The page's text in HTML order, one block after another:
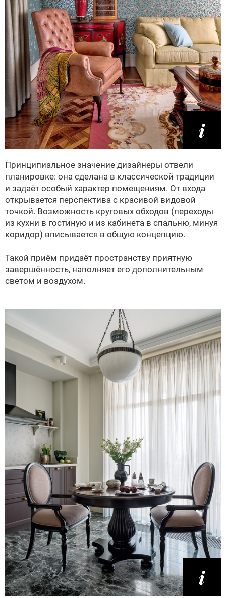
Принципиальное значение дизайнеры отвели
планировке: она сделана в классической традиции
и задаёт особый характер помещениям. От входа
открывается перспектива с красивой видовой
точкой. Возможность круговых обходов (переходы
из кухни в гостиную и из кабинета в спальню, минуя
коридор) вписывается в общую концепцию.
Такой приём придаёт пространству приятную
завершённость, наполняет его дополнительным
светом и воздухом.